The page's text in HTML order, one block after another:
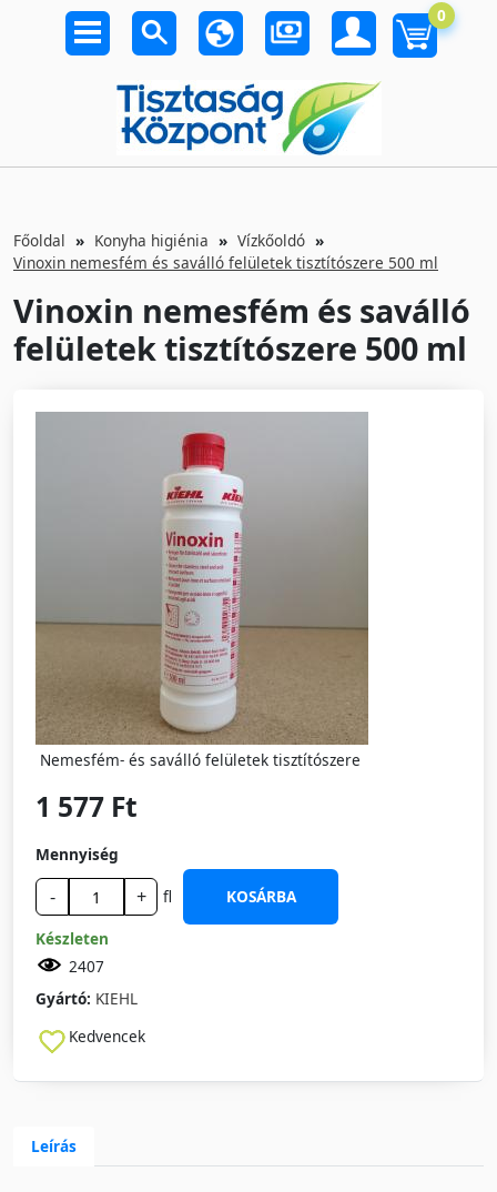
0
Főoldal Konyha higiénia
Vízkőoldó
Vinoxin nemesfém és saválló felületek tisztítószere 500 ml
Vinoxin nemesfém és saválló
felületek tisztítószere 500 ml
Nemesfém- és saválló felületek tisztítószere
1 577 Ft
Mennyiség
- + fl
KOSÁRBA
Készleten
2407
Gyártó: KIEHL
Kedvencek
Leírás